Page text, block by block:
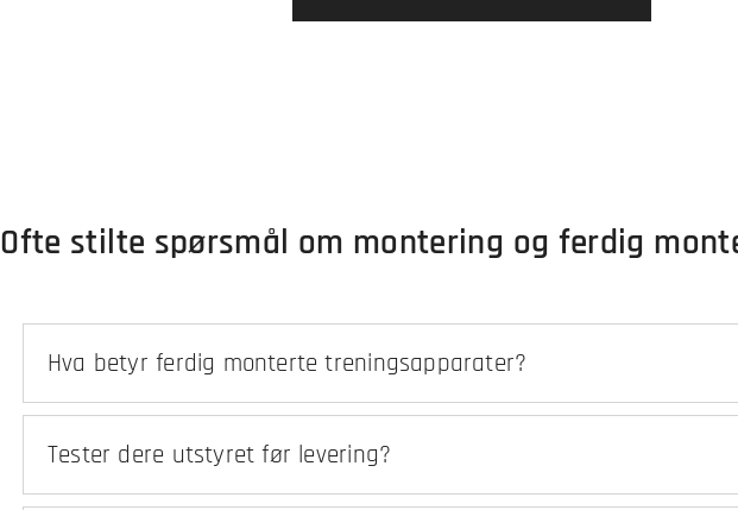
Ofte stilte spørsmål om montering og ferdig
Hva betyr ferdig monterte treningsapparater?
Ferdig monterte apparater er montert og funksjonstestet hos Ergo Fitness før
at utstyret er klart til bruk ved levering.
Tester dere utstyret før levering?